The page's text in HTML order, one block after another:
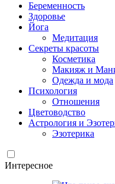
Беременность
Здоровье
Йога
Медитация
Секреты красоты
Косметика
Макияж и
Одежда и мода
Психология
Отношения
Цветоводство
Астрология и
Эзотерика
Интересное